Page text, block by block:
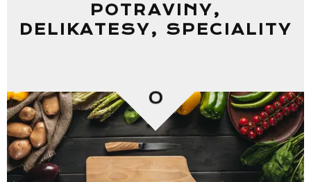
POTRAVINY,
DELIKATESY, SPECIALITY
0